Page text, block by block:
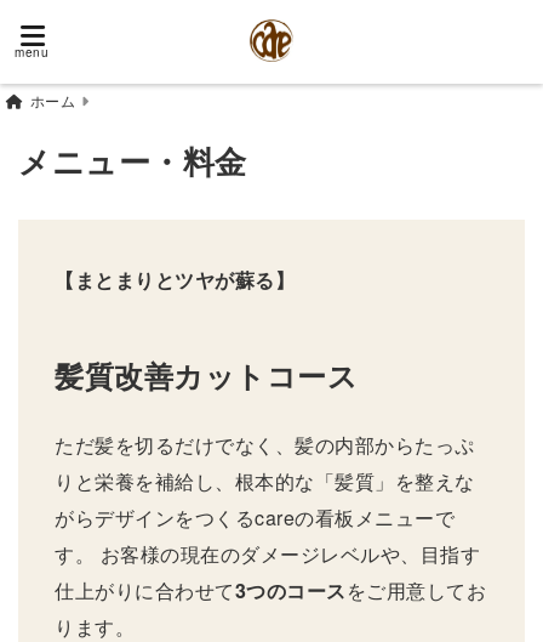
menu
ホーム
メニュー・料金
【まとまりとツヤが蘇る】
髪質改善カットコース
ただ髪を切るだけでなく、髪の内部からたっぷ
りと栄養を補給し、根本的な「髪質」を整えな
がらデザインをつくるcareの看板メニューで
す。 お客様の現在のダメージレベルや、目指す
仕上がりに合わせて3つのコースをご用意してお
ります。